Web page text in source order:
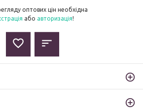
оптових цін необхідна
або авторизація!